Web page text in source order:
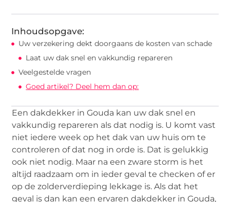
Inhoudsopgave:
Uw verzekering dekt doorgaans de kosten van schade
Laat uw dak snel en vakkundig repareren
Veelgestelde vragen
Goed artikel? Deel hem dan op:
Een dakdekker in Gouda kan uw dak snel en
vakkundig repareren als dat nodig is. U komt vast
niet iedere week op het dak van uw huis om te
controleren of dat nog in orde is. Dat is gelukkig
ook niet nodig. Maar na een zware storm is het
altijd raadzaam om in ieder geval te checken of er
op de zolderverdieping lekkage is. Als dat het
geval is dan kan een ervaren dakdekker in Gouda,